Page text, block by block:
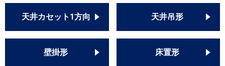
天井カセット1方向 天井吊形
壁掛形 床置形